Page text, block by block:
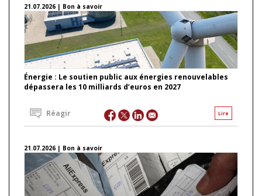
21.07.2026 | Bon à savoir
Énergie : Le soutien public aux énergies renouvelables
dépassera les 10 milliards d’euros en 2027
Lire
Réagir
21.07.2026 | Bon à savoir